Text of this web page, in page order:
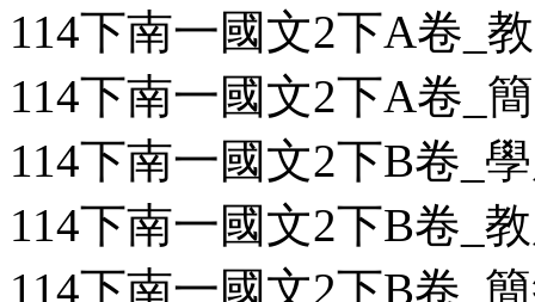
114下南一國文2下A卷_
114下南一國文2下A卷_
114下南一國文2下B卷_
114下南一國文2下B卷_
114下南一國文2下B卷_